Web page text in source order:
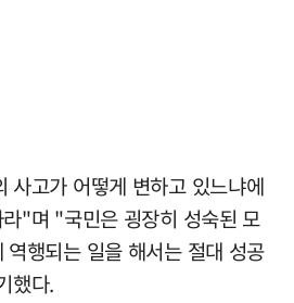
사고가 어떻게 변하고 있느냐에
"며 "국민은 굉장히 성숙된 모
행되는 일을 해서는 절대 성공
했다.